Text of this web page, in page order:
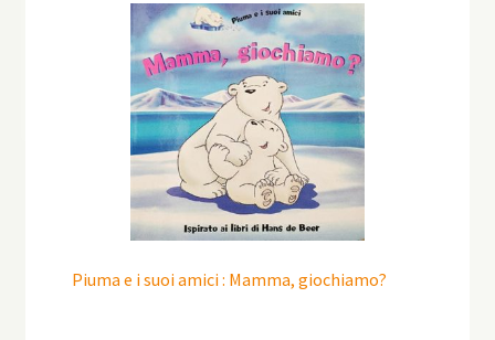
Piuma e i suoi amici : Mamma, giochiamo?